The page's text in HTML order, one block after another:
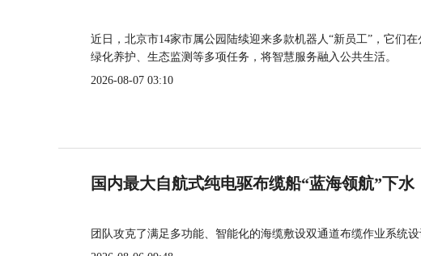
近日，北京市14家市属公园陆续迎来多款机器人“新员工”，它们
绿化养护、生态监测等多项任务，将智慧服务融入公共生活。
2026-08-07 03:10
国内最大自航式纯电驱布缆船“蓝海领航”下水
团队攻克了满足多功能、智能化的海缆敷设双通道布缆作业系统